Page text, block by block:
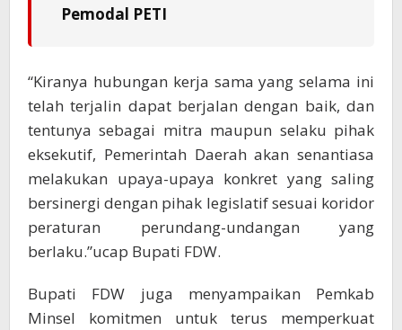
Pemodal PETI
“Kiranya hubungan kerja sama yang selama ini
telah terjalin dapat berjalan dengan baik, dan
tentunya sebagai mitra maupun selaku pihak
eksekutif, Pemerintah Daerah akan senantiasa
melakukan upaya-upaya konkret yang saling
bersinergi dengan pihak legislatif sesuai koridor
peraturan perundang-undangan yang
berlaku.”ucap Bupati FDW.
Bupati FDW juga menyampaikan Pemkab
Minsel komitmen untuk terus memperkuat